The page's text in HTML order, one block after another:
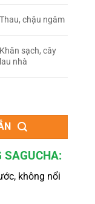
Thau, chậu ngâm
Khăn sạch, cây
lau nhà
SAGUCHA:
không nổi